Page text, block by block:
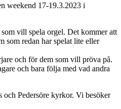
weekend 17-19.3.2023 i
vill spela orgel. Det kommer att
som redan har spelat lite eller
och för dem som vill pröva på.
och bara följa med vad andra
och Pedersöre kyrkor. Vi besöker